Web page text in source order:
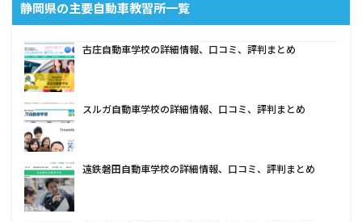
静岡県の主要自動車教習所一覧
古庄自動車学校の詳細情報、口コミ、評判まとめ
スルガ自動車学校の詳細情報、口コミ、評判まとめ
遠鉄磐田自動車学校の詳細情報、口コミ、評判まとめ